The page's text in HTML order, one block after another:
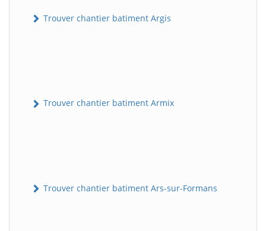
Trouver chantier batiment Argis
Trouver chantier batiment Armix
Trouver chantier batiment Ars-sur-Formans